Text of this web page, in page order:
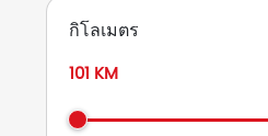
กิโลเมตร
101 KM